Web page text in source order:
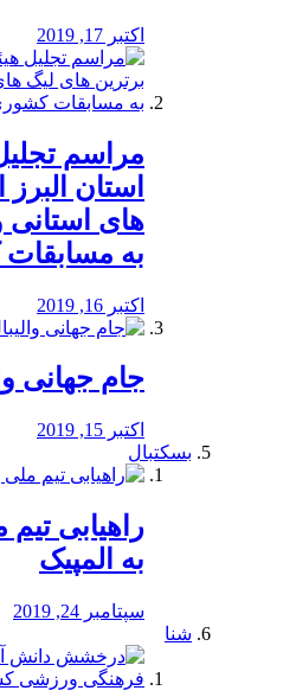
اکتبر 17, 2019
مراسم
استان
های استانی
به
اکتبر 16, 2019
جام جهانی
اکتبر 15, 2019
بسکتبال
راهیابی
به المپیک
سپتامبر 24, 2019
شنا